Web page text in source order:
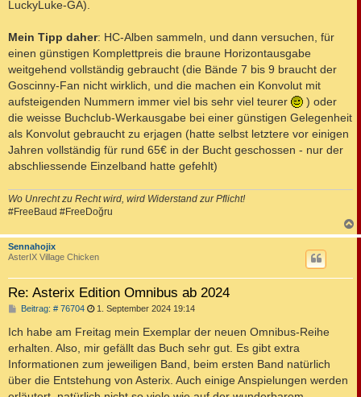
LuckyLuke-GA).
Mein Tipp daher: HC-Alben sammeln, und dann versuchen, für
einen günstigen Komplettpreis die braune Horizontausgabe
weitgehend vollständig gebraucht (die Bände 7 bis 9 braucht der
Goscinny-Fan nicht wirklich, und die machen ein Konvolut mit
aufsteigenden Nummern immer viel bis sehr viel teurer
) oder
die weisse Buchclub-Werkausgabe bei einer günstigen Gelegenheit
als Konvolut gebraucht zu erjagen (hatte selbst letztere vor einigen
Jahren vollständig für rund 65€ in der Bucht geschossen - nur der
abschliessende Einzelband hatte gefehlt)
Wo Unrecht zu Recht wird, wird Widerstand zur Pflicht!
#FreeBaud #FreeDoğru
a
Sennahojix
AsterIX Village Chicken
Re: Asterix Edition Omnibus ab 2024
Beitrag: # 76704B
i
r
a
g
1. September 2024 19:14
Ich habe am Freitag mein Exemplar der neuen Omnibus-Reihe
erhalten. Also, mir gefällt das Buch sehr gut. Es gibt extra
Informationen zum jeweiligen Band, beim ersten Band natürlich
über die Entstehung von Asterix. Auch einige Anspielungen werden